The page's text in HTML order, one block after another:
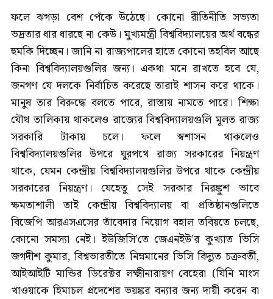
ফলে ঝগড়া বেশ পেঁকে উঠেছে। কোনো রীতিনীতি সভ্যতা
ভদ্রতার ধার ধারছে না কেউ। মুখ্যমন্ত্রী বিশ্ববিদ্যালয়ের অর্থ বন্ধের
হুমকি দিচ্ছেন। জানি না রাজ্যপালের হাতে কোনো তহবিল আছে
কিনা বিশ্ববিদ্যালয়গুলির জন্য। একথা মনে রাখতে হবে যে,
জনগণ যে দলকে নির্বাচিত করেছে তারাই শাসন করে থাকে।
মানুষ তার বিরুদ্ধে বলতে পারে, রাস্তায় নামতে পারে। শিক্ষা
যৌথ তালিকায় থাকলেও রাজ্যের বিশ্ববিদ্যালয়গুলি মূলত রাজ্য
সরকারি টাকায় চলে। ফলে স্বশাসন থাকলেও
বিশ্ববিদ্যালয়গুলির উপরে ঘুরপথে রাজ্য সরকারের নিয়ন্ত্রণ
থাকে, যেমন কেন্দ্রীয় বিশ্ববিদ্যালয়গুলির উপরে থাকে কেন্দ্রীয়
সরকারের নিয়ন্ত্রণ। যেহেতু সেই সরকার নিরঙ্কুশ ভাবে
ক্ষমতাশালী তাই কেন্দ্রীয় বিশ্ববিদ্যালয় বা প্রতিষ্ঠানগুলিতে
বিজেপি আরএসএসের তাঁবেদার নিয়োগ বহাল তবিয়তে চলছে,
কোনো সমস্যা নেই। ইউজিসি’তে জেএনইউ’র কুখ্যাত ভিসি
জগদীশ কুমার, বিশ্বভারতীতে নিম্নমানের ভিসি বিদ্যুত চক্রবর্তী,
আইআইটি মান্ডির ডিরেক্টর লক্ষ্মীনারায়ণ বেহেরা (যিনি মাংস
খাওয়াকে হিমাচল প্রদেশের ভয়ঙ্কর বন্যার জন্য দায়ী করেন বা